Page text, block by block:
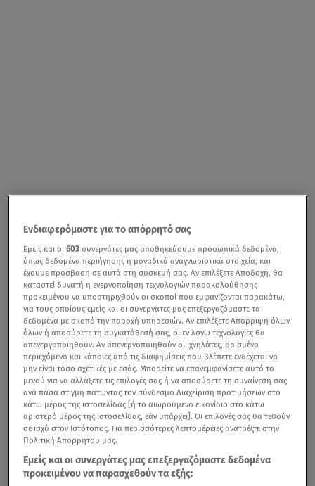
Ενδιαφερόμαστε για το απόρρητό σας
Εμείς και οι603 συνεργάτες μας αποθηκεύουμε προσωπικά δεδομένα,
όπως δεδομένα περιήγησης ή μοναδικά αναγνωριστικά στοιχεία, και
έχουμε πρόσβαση σε αυτά στη συσκευή σας. Αν επιλέξετε Αποδοχή, θα
καταστεί δυνατή η ενεργοποίηση τεχνολογιών παρακολούθησης
προκειμένου να υποστηριχθούν οι σκοποί που εμφανίζονται παρακάτω,
για τους οποίους εμείς και οι συνεργάτες μας επεξεργαζόμαστε τα
δεδομένα με σκοπό την παροχή υπηρεσιών. Αν επιλέξετε Απόρριψη όλων
όλων ή αποσύρετε τη συγκατάθεσή σας, οι εν λόγω τεχνολογίες θα
απενεργοποιηθούν. Αν απενεργοποιηθούν οι ιχνηλάτες, ορισμένο
περιεχόμενο και κάποιες από τις διαφημίσεις που βλέπετε ενδέχεται να
μην είναι τόσο σχετικές με εσάς. Μπορείτε να επανεμφανίσετε αυτό το
μενού για να αλλάξετε τις επιλογές σας ή να αποσύρετε τη συναίνεσή σας
ανά πάσα στιγμή πατώντας τον σύνδεσμο Διαχείριση προτιμήσεων στο
κάτω μέρος της ιστοσελίδας [ή το αιωρούμενο εικονίδιο στο κάτω
αριστερό μέρος της ιστοσελίδας, εάν υπάρχει]. Οι επιλογές σας θα τεθούν
σε ισχύ στον Ιστότοπος. Για περισσότερες λεπτομέρειες ανατρέξτε στην
Πολιτική Απορρήτου μας.
Εμείς και οι συνεργάτες μας επεξεργαζόμαστε δεδομένα
προκειμένου να παρασχεθούν τα εξής: